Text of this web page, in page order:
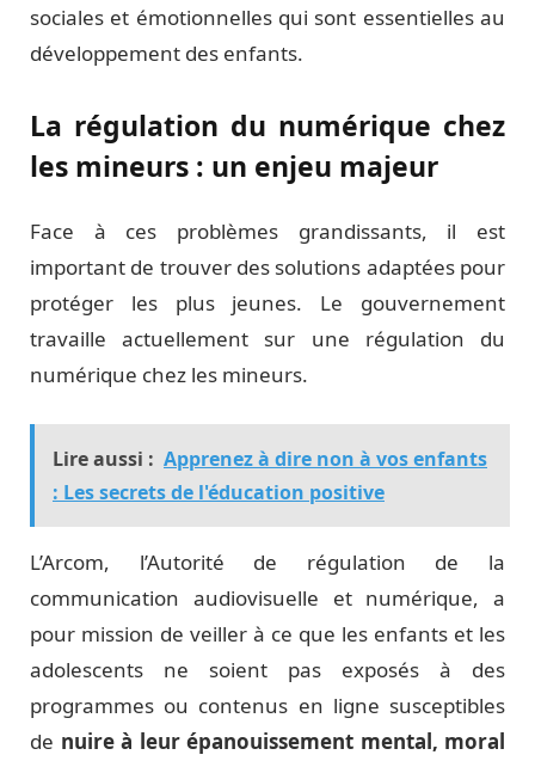
sociales et émotionnelles qui sont essentielles au
développement des enfants.
La régulation du numérique chez
les mineurs : un enjeu majeur
Face à ces problèmes grandissants, il est
important de trouver des solutions adaptées pour
protéger les plus jeunes. Le gouvernement
travaille actuellement sur une régulation du
numérique chez les mineurs.
Lire aussi : Apprenez à dire non à vos enfants
: Les secrets de l'éducation positive
L’Arcom, l’Autorité de régulation de la
communication audiovisuelle et numérique, a
pour mission de veiller à ce que les enfants et les
adolescents ne soient pas exposés à des
programmes ou contenus en ligne susceptibles
de nuire à leur épanouissement mental, moral